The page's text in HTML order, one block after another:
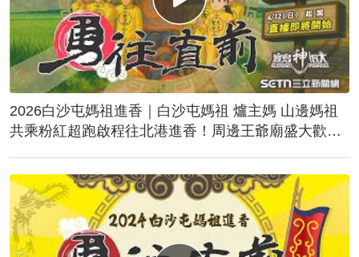
2026白沙屯媽祖進香｜白沙屯媽祖 爐主媽 山邊媽祖
共乘粉紅超跑啟程往北港進香！周邊王爺廟盛大歡